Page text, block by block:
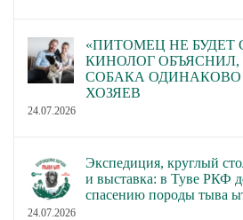
«ПИТОМЕЦ НЕ БУДЕТ
КИНОЛОГ
СОБАКА
ХОЗЯЕВ
24.07.2026
Экспедиция, круглый
и выставка: в Туве РКФ
спасению породы тыва
24.07.2026